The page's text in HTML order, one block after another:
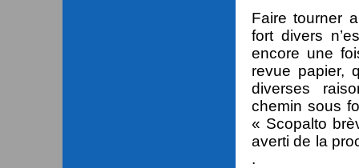
Faire tourner
fort divers
encore une
revue papier,
diverses
chemin sous
« Scopalto
averti de la
.